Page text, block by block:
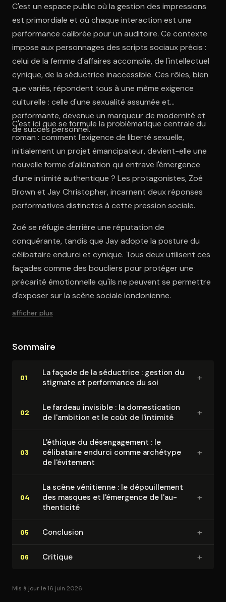
C'est un espace public où la gestion des impressions
est primordiale et où chaque interaction est une
performance calibrée pour un auditoire. Ce contexte
impose aux personnages des scripts sociaux précis :
celui de la femme d'affaires accomplie, de l'intellectuel
cynique, de la séductrice inaccessible. Ces rôles, bien
que variés, répondent tous à une même exigence
culturelle : celle d'une sexualité assumée et
performante, devenue un marqueur de modernité et
de succès personnel.
C'est ici que se formule la problématique centrale du
roman : comment l'exigence de liberté sexuelle,
initialement un projet émancipateur, devient-elle une
nouvelle forme d'aliénation qui entrave l'émergence
d'une intimité authentique ? Les protagonistes, Zoé
Brown et Jay Christopher, incarnent deux réponses
performatives distinctes à cette pression sociale.
Zoé se réfugie derrière une réputation de
conquérante, tandis que Jay adopte la posture du
célibataire endurci et cynique. Tous deux utilisent ces
façades comme des boucliers pour protéger une
précarité émotionnelle qu'ils ne peuvent se permettre
d'exposer sur la scène sociale londonienne.
afficher plus
Sommaire
01
La façade de la séductrice : gestion du
stigmate et performance du soi
+
02
Le fardeau invisible : la do­mes­ti­ca­tion
de l'ambition et le coût de l'intimité
+
03
L'éthique du désen­ga­ge­ment : le
célibataire endurci comme archétype
de l'évitement
+
04
La scène vénitienne : le dé­pouille­ment
des masques et l'émergence de l'au­
then­ti­ci­té
+
05 Conclusion +
06 Critique +
Mis à jour le 16 juin 2026